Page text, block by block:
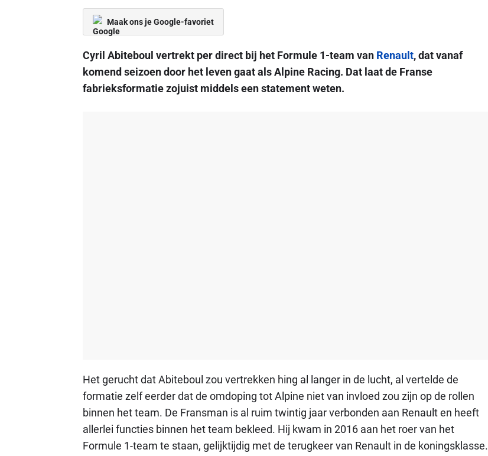
Maak ons je Google-favoriet
Cyril Abiteboul vertrekt per direct bij het Formule 1-team van Renault, dat vanaf
komend seizoen door het leven gaat als Alpine Racing. Dat laat de Franse
fabrieksformatie zojuist middels een statement weten.
Het gerucht dat Abiteboul zou vertrekken hing al langer in de lucht, al vertelde de
formatie zelf eerder dat de omdoping tot Alpine niet van invloed zou zijn op de rollen
binnen het team. De Fransman is al ruim twintig jaar verbonden aan Renault en heeft
allerlei functies binnen het team bekleed. Hij kwam in 2016 aan het roer van het
Formule 1-team te staan, gelijktijdig met de terugkeer van Renault in de koningsklasse.